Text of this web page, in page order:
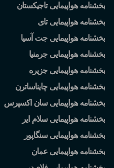
بخشنامه هواپیمایی تاجیکستان
بخشنامه هواپیمایی تای
بخشنامه هواپیمایی جت آسیا
بخشنامه هواپیمایی جرمنیا
بخشنامه هواپیمایی جزیره
بخشنامه هواپیمایی چایناساترن
بخشنامه هواپیمایی سان اکسپرس
بخشنامه هواپیمایی سلام ایر
بخشنامه هواپیمایی سنگاپور
بخشنامه هواپیمایی عمان